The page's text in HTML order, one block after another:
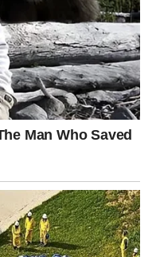
i sreću
pamtiti.
energija.
više ne možete